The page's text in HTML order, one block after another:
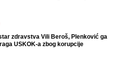
zdravstva Vili Beroš, Plenković ga
USKOK-a zbog korupcije